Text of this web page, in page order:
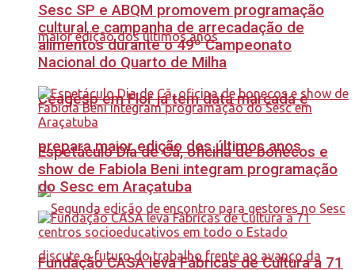
Ceagesp em Flor já tem data marcada e
prepara maior edição dos últimos anos
Sesc SP e ABQM promovem programação
cultural e campanha de arrecadação de
alimentos durante o 49º Campeonato
Nacional do Quarto de Milha
Espetáculo Dia de Cã, oficina de bonecos e
show de Fabiola Beni integram programação
do Sesc em Araçatuba
Fundação CASA leva Fábricas de Cultura a 71